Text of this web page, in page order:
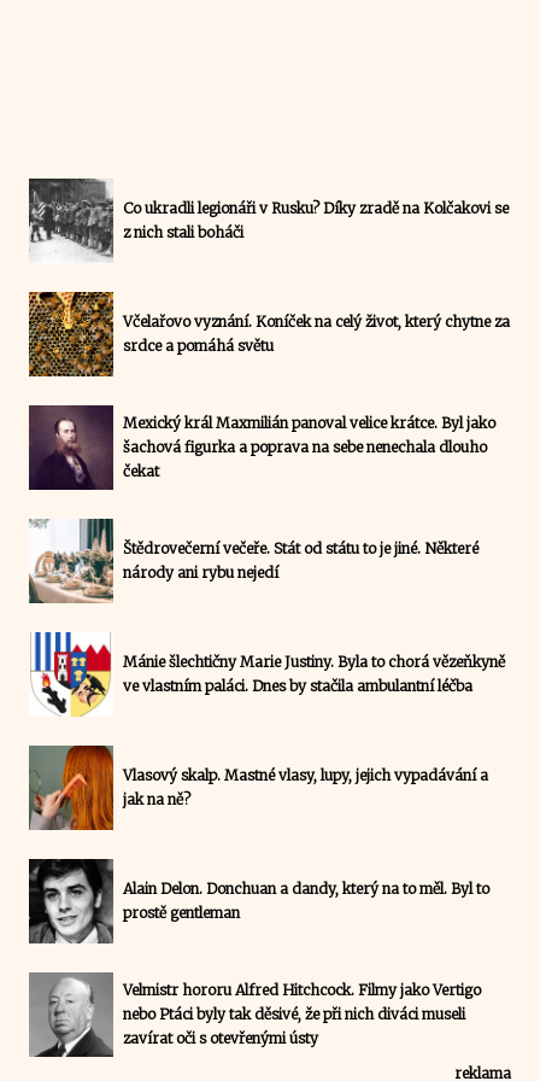
Co ukradli legionáři v Rusku? Díky zradě na Kolčakovi se
z nich stali boháči
Včelařovo vyznání. Koníček na celý život, který chytne za
srdce a pomáhá světu
Mexický král Maxmilián panoval velice krátce. Byl jako
šachová figurka a poprava na sebe nenechala dlouho
čekat
Štědrovečerní večeře. Stát od státu to je jiné. Některé
národy ani rybu nejedí
Mánie šlechtičny Marie Justiny. Byla to chorá vězeňkyně
ve vlastním paláci. Dnes by stačila ambulantní léčba
Vlasový skalp. Mastné vlasy, lupy, jejich vypadávání a
jak na ně?
Alain Delon. Donchuan a dandy, který na to měl. Byl to
prostě gentleman
Velmistr hororu Alfred Hitchcock. Filmy jako Vertigo
nebo Ptáci byly tak děsivé, že při nich diváci museli
zavírat oči s otevřenými ústy
reklama